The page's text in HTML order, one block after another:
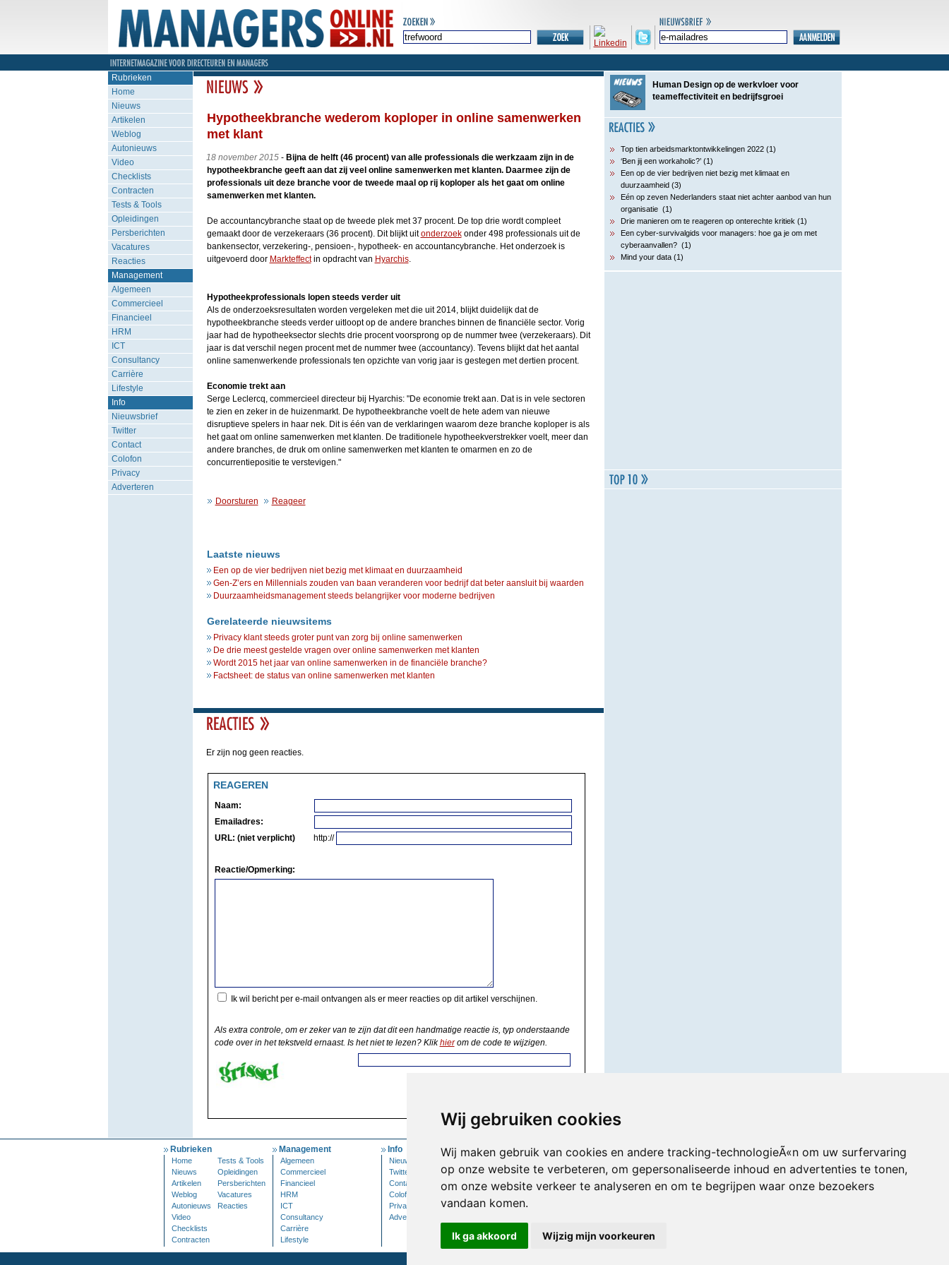
Wij gebruiken cookies
Wij maken gebruik van cookies en andere tracking-technologieÃ«n om uw surfervaring
op onze website te verbeteren, om gepersonaliseerde inhoud en advertenties te tonen,
om onze website verkeer te analyseren en om te begrijpen waar onze bezoekers
vandaan komen.
Ik ga akkoord Wijzig mijn voorkeuren
Rubrieken
Home
Nieuws
Artikelen
Weblog
Autonieuws
Video
Checklists
Contracten
Tests & Tools
Opleidingen
Persberichten
Vacatures
Reacties
Management
Algemeen
Commercieel
Financieel
HRM
ICT
Consultancy
Carrière
Lifestyle
Info
Nieuwsbrief
Twitter
Contact
Colofon
Privacy
Adverteren
Hypotheekbranche wederom koploper in online samenwerken
met klant
18 november 2015- Bijna de helft (46 procent) van alle professionals die werkzaam zijn in de
hypotheekbranche geeft aan dat zij veel online samenwerken met klanten. Daarmee zijn de
professionals uit deze branche voor de tweede maal op rij koploper als het gaat om online
samenwerken met klanten.
De accountancybranche staat op de tweede plek met 37 procent. De top drie wordt compleet
gemaakt door de verzekeraars (36 procent). Dit blijkt uitonderzoekonder 498 professionals uit de
bankensector, verzekering-, pensioen-, hypotheek- en accountancybranche. Het onderzoek is
uitgevoerd door Markteffectin opdracht van Hyarchis.
Hypotheekprofessionals lopen steeds verder uit
Als de onderzoeksresultaten worden vergeleken met die uit 2014, blijkt duidelijk dat de
hypotheekbranche steeds verder uitloopt op de andere branches binnen de financiële sector. Vorig
jaar had de hypotheeksector slechts drie procent voorsprong op de nummer twee (verzekeraars). Dit
jaar is dat verschil negen procent met de nummer twee (accountancy). Tevens blijkt dat het aantal
online samenwerkende professionals ten opzichte van vorig jaar is gestegen met dertien procent.
Economie trekt aan
Serge Leclercq, commercieel directeur bij Hyarchis: "De economie trekt aan. Dat is in vele sectoren
te zien en zeker in de huizenmarkt. De hypotheekbranche voelt de hete adem van nieuwe
disruptieve spelers in haar nek. Dit is één van de verklaringen waarom deze branche koploper is als
het gaat om online samenwerken met klanten. De traditionele hypotheekverstrekker voelt, meer dan
andere branches, de druk om online samenwerken met klanten te omarmen en zo de
concurrentiepositie te verstevigen."
Doorsturen Reageer
Laatste nieuws
Een op de vier bedrijven niet bezig met klimaat en duurzaamheid
Gen-Z’ers en Millennials zouden van baan veranderen voor bedrijf dat beter aansluit bij waarden
Duurzaamheidsmanagement steeds belangrijker voor moderne bedrijven
Gerelateerde nieuwsitems
Privacy klant steeds groter punt van zorg bij online samenwerken
De drie meest gestelde vragen over online samenwerken met klanten
Wordt 2015 het jaar van online samenwerken in de financiële branche?
Factsheet: de status van online samenwerken met klanten
Er zijn nog geen reacties.
REAGEREN
Naam:
Emailadres:
URL: (niet verplicht)
http://
Reactie/Opmerking:
Ik wil bericht per e-mail ontvangen als er meer reacties op dit artikel verschijnen.
Als extra controle, om er zeker van te zijn dat dit een handmatige reactie is, typ onderstaande
code over in het tekstveld ernaast. Is het niet te lezen? Klikhierom de code te wijzigen.
Human Design op de werkvloer voor
teameffectiviteit en bedrijfsgroei
Top tien arbeidsmarktontwikkelingen 2022 (1)
‘Ben jij een workaholic?’ (1)
Een op de vier bedrijven niet bezig met klimaat en
duurzaamheid (3)
Eén op zeven Nederlanders staat niet achter aanbod van hun
organisatie (1)
Drie manieren om te reageren op onterechte kritiek (1)
Een cyber-survivalgids voor managers: hoe ga je om met
cyberaanvallen? (1)
Mind your data (1)
Rubrieken
Home
Tests & Tools
Nieuws
Opleidingen
Artikelen
Persberichten
Weblog
Vacatures
Autonieuws
Reacties
Video
Checklists
Contracten
Management
Algemeen
Commercieel
Financieel
HRM
ICT
Consultancy
Carrière
Lifestyle
Info
Nieuwsbrief
Twitter
Contact
Colofon
Privacy
Adverteren
Mijn Account
Inloggen